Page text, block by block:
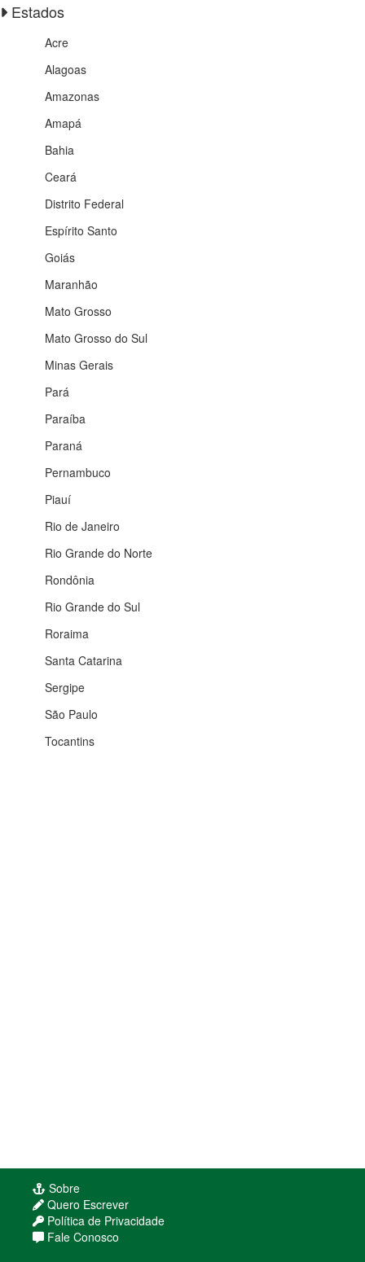
Estados
Acre
Alagoas
Amazonas
Amapá
Bahia
Ceará
Distrito Federal
Espírito Santo
Goiás
Maranhão
Mato Grosso
Mato Grosso do Sul
Minas Gerais
Pará
Paraíba
Paraná
Pernambuco
Piauí
Rio de Janeiro
Rio Grande do Norte
Rondônia
Rio Grande do Sul
Roraima
Santa Catarina
Sergipe
São Paulo
Tocantins
Sobre
Quero Escrever
Política de Privacidade
Fale Conosco